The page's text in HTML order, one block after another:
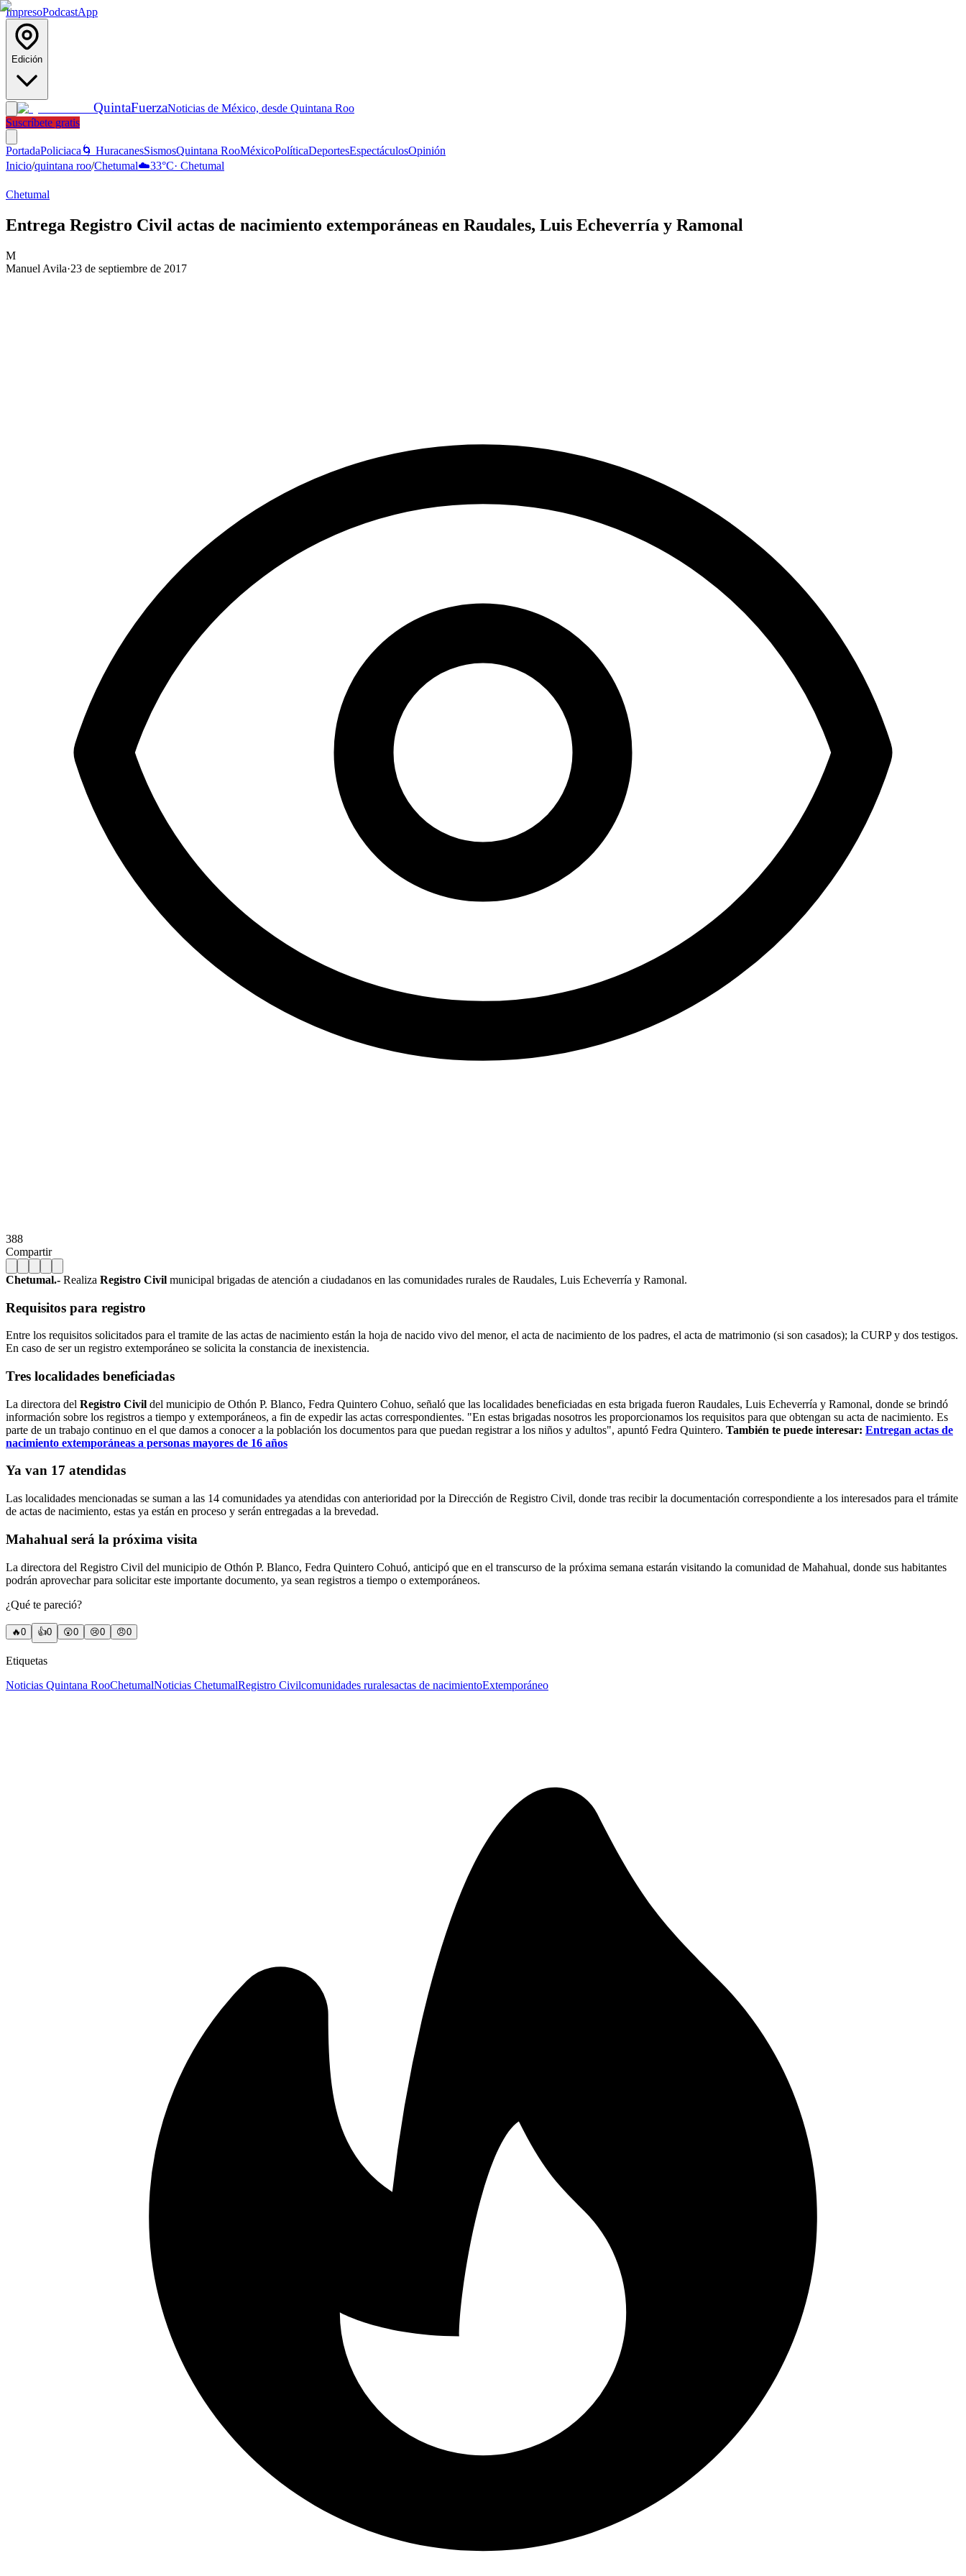
ImpresoPodcastApp
Edición
QuintaFuerzaNoticias de México, desde Quintana Roo
Suscríbete gratis
PortadaPoliciaca 🌀 HuracanesSismosQuintana RooMéxicoPolíticaDeportesEspectáculosOpinión
Inicio/quintana roo/Chetumal☁️33°C· Chetumal
Chetumal
Entrega Registro Civil actas de nacimiento extemporáneas en Raudales, Luis Echeverría y Ramonal
M
Manuel Avila·23 de septiembre de 2017
388
Compartir
Chetumal.- Realiza Registro Civil municipal brigadas de atención a ciudadanos en las comunidades rurales de Raudales, Luis Echeverría y Ramonal.
Requisitos para registro
Entre los requisitos solicitados para el tramite de las actas de nacimiento están la hoja de nacido vivo del menor, el acta de nacimiento de los padres, el acta de matrimonio (si son casados); la CURP y dos testigos.
En caso de ser un registro extemporáneo se solicita la constancia de inexistencia.
Tres localidades beneficiadas
La directora del Registro Civil del municipio de Othón P. Blanco, Fedra Quintero Cohuo, señaló que las localidades beneficiadas en esta brigada fueron Raudales, Luis Echeverría y Ramonal, donde se brindó
información sobre los registros a tiempo y extemporáneos, a fin de expedir las actas correspondientes. "En estas brigadas nosotros les proporcionamos los requisitos para que obtengan su acta de nacimiento. Es
parte de un trabajo continuo en el que damos a conocer a la población los documentos para que puedan registrar a los niños y adultos", apuntó Fedra Quintero. También te puede interesar: Entregan actas de
nacimiento extemporáneas a personas mayores de 16 años
Ya van 17 atendidas
Las localidades mencionadas se suman a las 14 comunidades ya atendidas con anterioridad por la Dirección de Registro Civil, donde tras recibir la documentación correspondiente a los interesados para el trámite
de actas de nacimiento, estas ya están en proceso y serán entregadas a la brevedad.
Mahahual será la próxima visita
La directora del Registro Civil del municipio de Othón P. Blanco, Fedra Quintero Cohuó, anticipó que en el transcurso de la próxima semana estarán visitando la comunidad de Mahahual, donde sus habitantes
podrán aprovechar para solicitar este importante documento, ya sean registros a tiempo o extemporáneos.
¿Qué te pareció?
🔥0 👍0 😲0 😢0 😠0
Etiquetas
Noticias Quintana RooChetumalNoticias ChetumalRegistro Civilcomunidades ruralesactas de nacimientoExtemporáneo